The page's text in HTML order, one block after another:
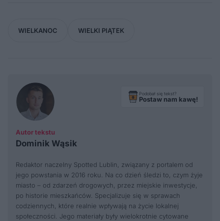
WIELKANOC WIELKI PIĄTEK
Autor tekstu
Dominik Wąsik
Podobał się tekst?
Postaw nam kawę!
Redaktor naczelny Spotted Lublin, związany z portalem od
jego powstania w 2016 roku. Na co dzień śledzi to, czym żyje
miasto – od zdarzeń drogowych, przez miejskie inwestycje,
po historie mieszkańców. Specjalizuje się w sprawach
codziennych, które realnie wpływają na życie lokalnej
społeczności. Jego materiały były wielokrotnie cytowane